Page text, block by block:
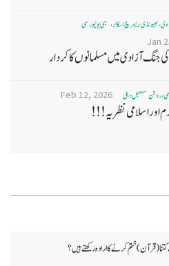
بھیونڈی ریسرچ اسکالر، ممبئی یونیورسٹی
Jan
جنگ آزادی میں مسلمانوں کا کردار
روشن مستقبل دہلی Feb 12, 2026
اور اسلامی نظریہ!!!
(قرآن) ختم کرنے کا ارادہ رکھتے ہیں؟